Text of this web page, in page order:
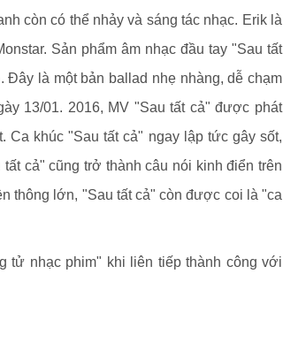
còn có thể nhảy và sáng tác nhạc. Erik là
Sản phẩm âm nhạc đầu tay "Sau tất
là một bản ballad nhẹ nhàng, dễ chạm
13/01. 2016, MV "Sau tất cả" được phát
Ca khúc "Sau tất cả" ngay lập tức gây sốt,
cả" cũng trở thành câu nói kinh điển trên
thông lớn, "Sau tất cả" còn được coi là "ca
tử nhạc phim" khi liên tiếp thành công với